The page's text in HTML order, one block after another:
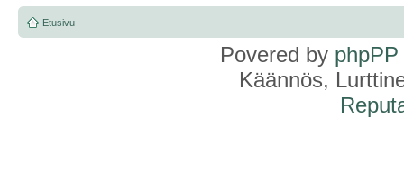
Etusivu
Povered by phpPP
Käännös,